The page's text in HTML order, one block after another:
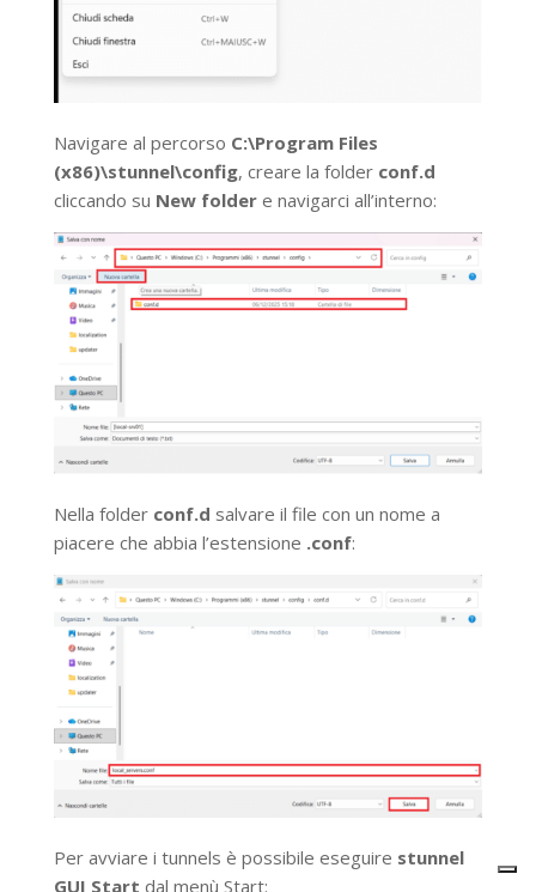
Navigare al percorso C:\Program Files
(x86)\stunnel\config, creare la folder conf.d
cliccando su New foldere navigarci all’interno:
Nella folder conf.d salvare il file con un nome a
piacere che abbia l’estensione .conf:
Per avviare i tunnels è possibile eseguire stunnel
GUI Start dal menù Start: